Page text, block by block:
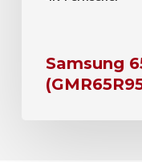
Samsung